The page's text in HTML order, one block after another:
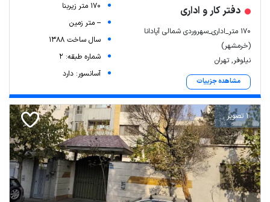
دفتر کار و اداری
۱۷۰ متر_اداری_سهروردی شمالی آپادانا
(خرمشهر)
نیلوفر, تهران
مشاهده جزییات
170 متر زیربنا
-- متر زمین
سال ساخت 1388
شماره طبقه: 2
آسانسور: دارد
1 تصویر